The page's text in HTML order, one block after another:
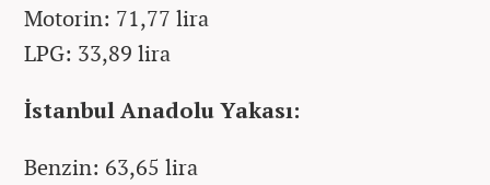
Motorin: 71,77 lira
LPG: 33,89 lira
İstanbul Anadolu Yakası:
Benzin: 63,65 lira